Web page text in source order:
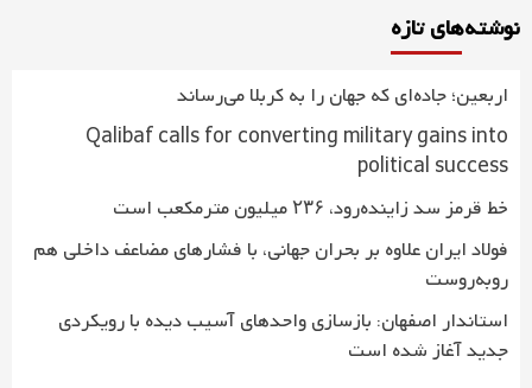
نوشته‌های تازه
اربعین؛ جاده‌ای که جهان را به کربلا می‌رساند
Qalibaf calls for converting military gains into
political success
خط قرمز سد زاینده‌رود، ۲۳۶ میلیون مترمکعب است
فولاد ایران علاوه بر بحران جهانی، با فشارهای مضاعف داخلی هم
روبه‌روست
استاندار اصفهان: بازسازی واحدهای آسیب دیده با رویکردی
جدید آغاز شده است